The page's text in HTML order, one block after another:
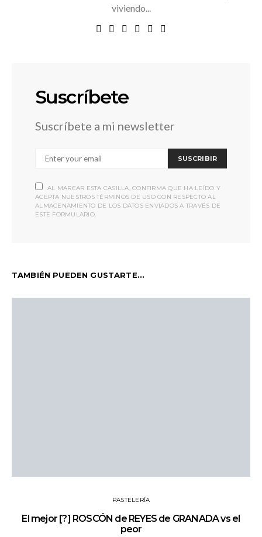
viviendo...
Suscríbete
Suscríbete a mi newsletter
SUSCRIBIR
AL MARCAR ESTA CASILLA, CONFIRMA QUE HA LEÍDO Y
ACEPTA NUESTROS TÉRMINOS DE USO CON RESPECTO AL
ALMACENAMIENTO DE LOS DATOS ENVIADOS A TRAVÉS DE
ESTE FORMULARIO.
TAMBIÉN PUEDEN GUSTARTE...
PASTELERÍA
El mejor [?] ROSCÓN de REYES de GRANADA vs el
peor